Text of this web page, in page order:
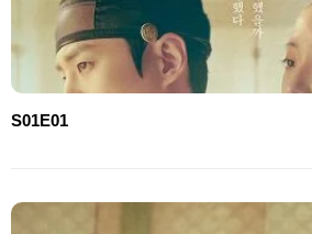
S01E01